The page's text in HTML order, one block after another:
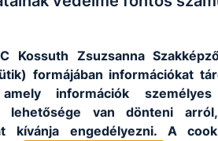
Kossuth Zsuzsanna
formájában információkat
információk
lehetősége van dönteni
kívánja engedélyezni. A